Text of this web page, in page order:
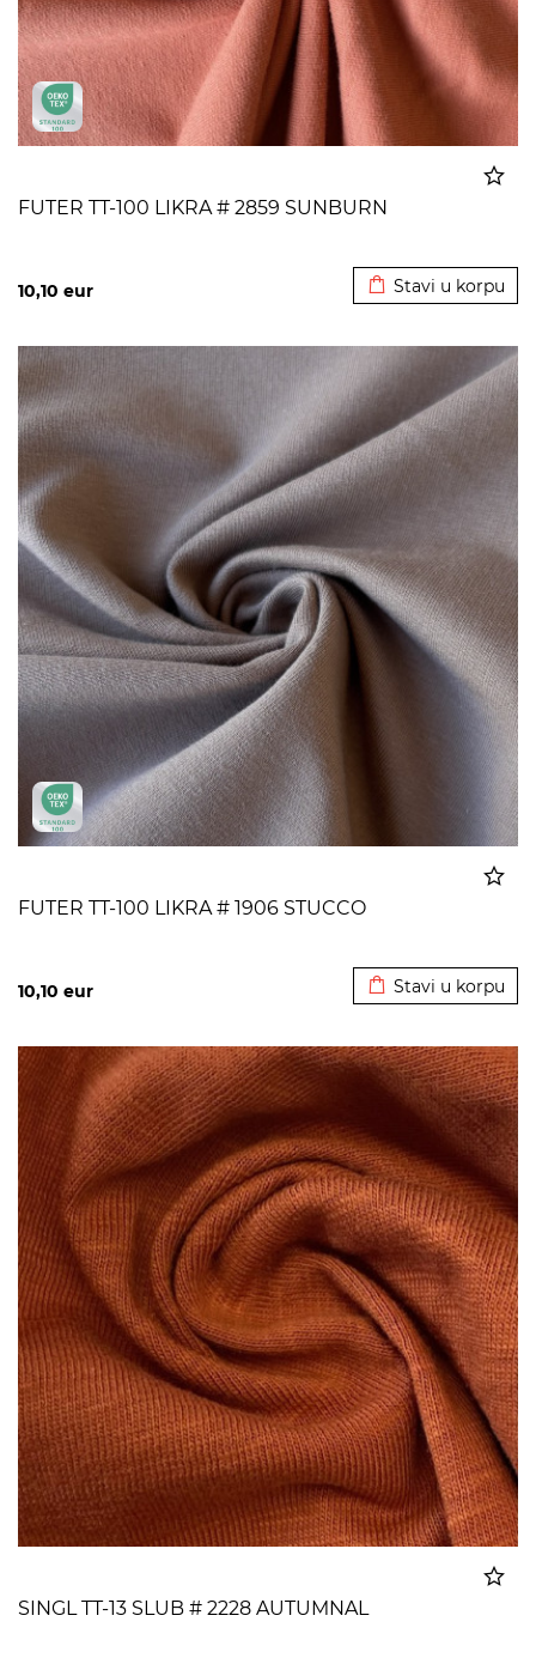
FUTER TT-100 LIKRA # 2859 SUNBURN
10,10 eur Stavi u korpu
FUTER TT-100 LIKRA # 1906 STUCCO
10,10 eur Stavi u korpu
SINGL TT-13 SLUB # 2228 AUTUMNAL